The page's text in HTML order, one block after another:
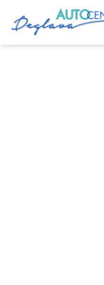
Главная Услуги